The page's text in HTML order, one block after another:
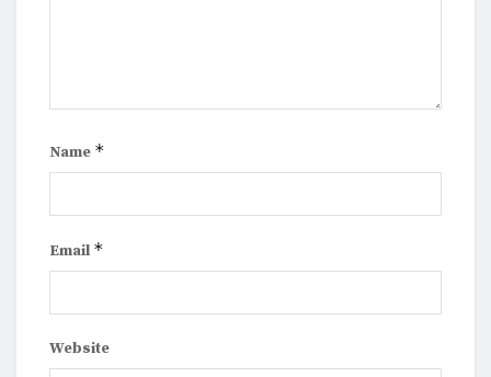
Name *
Email *
Website